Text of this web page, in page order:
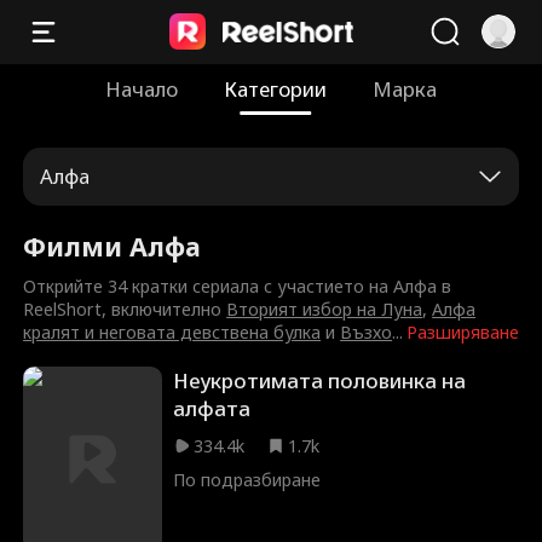
Начало Категории Марка
Алфа
Филми Алфа
Разширяване
Открийте 34 кратки сериала с участието на Алфа в
ReelShort, включително Вторият избор на Луна,Алфа
кралят и неговата девствена булка и Възхо...
Неукротимата половинка на
алфата
334.4k
1.7k
По подразбиране